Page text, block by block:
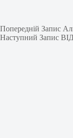
Попередній Запис
Наступний Запис